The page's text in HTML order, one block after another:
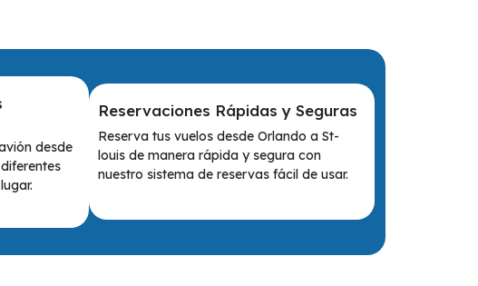
desde
Reservaciones Rápidas y Seguras
Reserva tus vuelos desde Orlando a St-
louis de manera rápida y segura con
nuestro sistema de reservas fácil de usar.